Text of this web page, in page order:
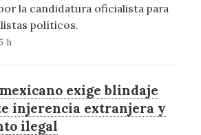
la candidatura oficialista para
políticos.
h
exige blindaje
injerencia extranjera y
ilegal